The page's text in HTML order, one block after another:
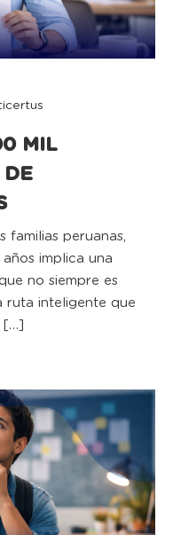
MIL
DE
familias peruanas,
implica una
no siempre es
ruta inteligente que